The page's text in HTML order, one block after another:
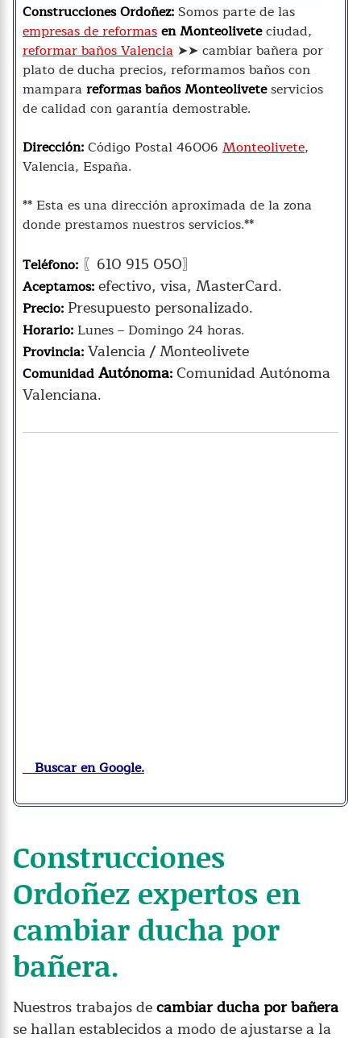
Construcciones Ordoñez:Somos parte de las
empresas de reformasen Monteoliveteciudad,
reformar baños Valencia ➤➤ cambiar bañera por
plato de ducha precios, reformamos baños con
mamparareformas baños Monteoliveteservicios
de calidad con garantía demostrable.
Dirección:Código Postal46006 Monteolivete,
Valencia, España.
** Esta es una dirección aproximada de la zona
donde prestamos nuestros servicios.**
Teléfono: 〖610 915 050〗
Aceptamos:efectivo, visa, MasterCard.
Precio: Presupuesto personalizado.
Horario: Lunes – Domingo 24 horas.
Provincia:Valencia / Monteolivete
ComunidadAutónoma:Comunidad Autónoma
Valenciana.
Buscar en Google.
Construcciones
Ordoñez expertos en
cambiar ducha por
bañera.
Nuestros trabajos decambiar ducha por bañera
se hallan establecidos a modo de ajustarse a la